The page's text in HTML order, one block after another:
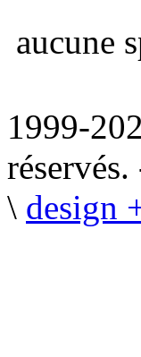
aucune
1999-
réservés.
\ design